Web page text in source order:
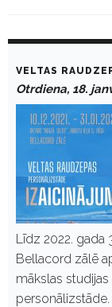
aVELTAS
Otrdiena, 18.
Līdz 2022. gada
Bellacord zālē
mākslas studijas
personālizstāde.